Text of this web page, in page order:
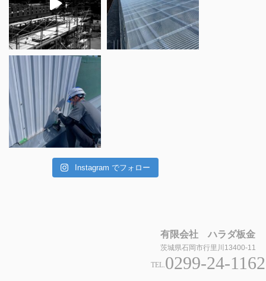
Instagram でフォロー
有限会社 ハラダ板金
茨城県石岡市行里川13400-11
TEL.0299-24-1162